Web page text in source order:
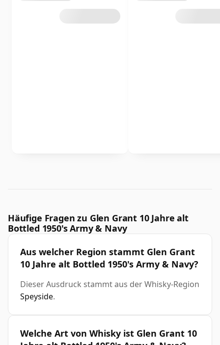
Häufige Fragen zu Glen Grant 10 Jahre alt
Bottled 1950's Army & Navy
Aus welcher Region stammt Glen Grant
10 Jahre alt Bottled 1950's Army & Navy?
Dieser Ausdruck stammt aus der Whisky-Region
Speyside.
Welche Art von Whisky ist Glen Grant 10